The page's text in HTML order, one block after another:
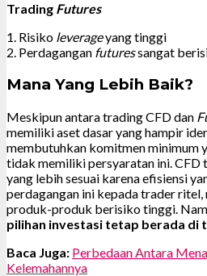
Trading Futures
1. Risiko leverageyang tinggi
2. Perdagangan futuressangat
Mana Yang Lebih Baik?
Meskipun antara trading CFD dan
memiliki aset dasar yang hampir
membutuhkan komitmen minimum
tidak memiliki persyaratan ini. CFD
yang lebih sesuai karena efisiensi
perdagangan ini kepada trader ritel,
produk-produk berisiko tinggi.
pilihan investasi tetap berada di
Baca Juga: Perbedaan Antara
Kelemahannya